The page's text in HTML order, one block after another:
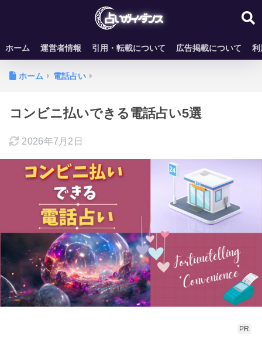
ホーム 運営者情報 引用・転載について 広告掲載について 利
ホーム 電話占い
コンビニ払いできる電話占い5選
2026年7月2日
PR